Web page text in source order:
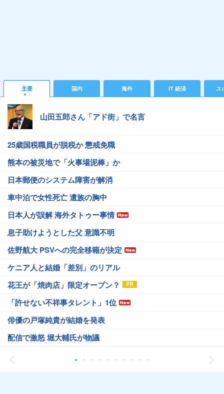
主要 国内 海外 IT 経済 ス
山田五郎さん「アド街」で名言
25歳国税職員が脱税か 懲戒免職
熊本の被災地で「火事場泥棒」か
日本郵便のシステム障害が解消
車中泊で女性死亡 遺族の胸中
日本人が誤解 海外タトゥー事情
息子助けようとした父 意識不明
佐野航大 PSVへの完全移籍が決定
ケニア人と結婚「差別」のリアル
花王が「焼肉店」限定オープン？
「許せない不祥事タレント」1位
俳優の戸塚純貴が結婚を発表
配信で激怒 堀大輔氏が物議